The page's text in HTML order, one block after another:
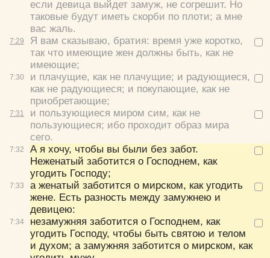
7:29
7:30
7:31
7:32
7:33
7:34
если девица выйдет замуж, не согрешит. Но
таковые будут иметь скорби по плоти; а мне
вас жаль.
Я вам сказываю, братия: время уже коротко,
так что имеющие жен должны быть, как не
имеющие;
и плачущие, как не плачущие; и радующиеся,
как не радующиеся; и покупающие, как не
приобретающие;
и пользующиеся миром сим, как не
пользующиеся; ибо проходит образ мира
сего.
А я хочу, чтобы вы были без забот.
Неженатый заботится о Господнем, как
угодить Господу;
а женатый заботится о мирском, как угодить
жене. Есть разность между замужнею и
девицею:
незамужняя заботится о Господнем, как
угодить Господу, чтобы быть святою и телом
и духом; а замужняя заботится о мирском, как
Хорошо
Да
Нет
Удалить Сохранить